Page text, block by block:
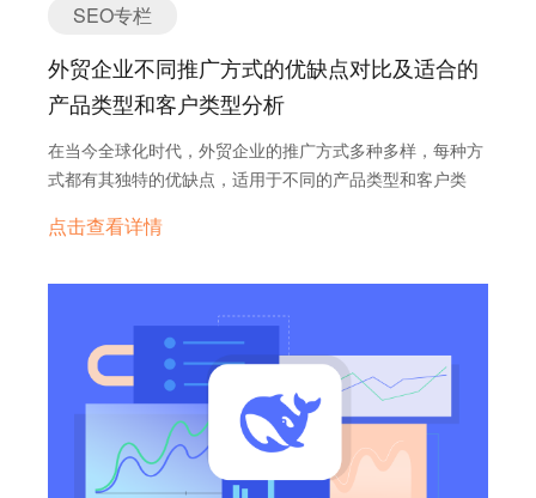
和审查：面对通过转口贸易规避关税的现象日益增多，美国
海关与边境保护局（CBP）正在加大监管和审查力度。特别
是对于那些从非主要生产国或近期从中国进口激增的国家进
入美国的货物，美国海关会进行更加严格的审查。美国海关
不仅会审查货物的运输路线和单据，还会关注中间国的生产
能力和历史贸易数据，以识别潜在的非法转口贸易行为。据
通过转口贸易逃避关税的调查。 违反规定的严厉惩罚：一
厉的惩罚。这包括巨额罚款，罚款金额可能高达非法进口商
品价值的数倍，甚至可能导致相关责任人被判处监禁。此
外，美国的《虚假申报法》（False Claims Act, FCA）也为
打击海关欺诈提供了法律依据，该法案允许举报人向政府报
告虚报原产地、逃避关税等行为，并有机会获得政府追回款
项的一部分作为奖励。根据《虚假申报法》，违规者可能需
要支付高达三倍的损害赔偿金以及额外的民事罚款。美国海
关还依据《执行与保护法》（Enforce and Protect Act,
语言障碍成为外贸企业拓展的显著障碍。 欧洲、东南亚
地区之一，欧洲拥有庞大的消费市场和高购买力。2025年，
欧洲的GDP预计将保持稳定增长，特别是在德国、法国和意
内容，以满足不同国家的语言需求，如德语、法语、西班牙
语和意大利语等。 • 东南亚：东南亚地区经济增长迅速，人
口众多，中产阶级不断扩张。根据国际货币基金组织
（IMF）预测，2025年东南亚经济将增长5%以上。国家如
语和马来语等，英语在商务领域有一定使用，但本地语言是
消费者首选。 • “一带一路”国家：中国倡导的“一带一路”倡
议覆盖了从亚洲到欧洲和非洲的广阔区域，涉及数十个国家
和地区，如中亚的哈萨克斯坦、东欧的波兰、中东的沙特阿
拉伯和非洲的埃及等。这些国家的语言多样，包括阿拉伯
语、俄语、波斯语、乌尔都语和土耳其语等。随着“一带一
SEO专栏
外贸企业不同推广方式的优缺点对比及适合的
产品类型和客户类型分析
在当今全球化时代，外贸企业的推广方式多种多样，每种方
式都有其独特的优缺点，适用于不同的产品类型和客户类
会、B2B电商平台、海外社交媒体、SEO（搜索引擎优
面对面交流展示产品，快速建立信任，适合需要直接展示的
产品类型。 优点： 直接与潜在客户面对面交流，展示产品
实力，建立信任。 塑造品牌形象，提高知名度。 快速获取
客户信息和反馈。 与行业同行和供应商建立联系，拓展合作
机会。 缺点： 成本高，包括场地费、展品费、差旅费等。
需要大量时间和精力准备和参与。 客户筛选困难，可能吸引
点击查看详情